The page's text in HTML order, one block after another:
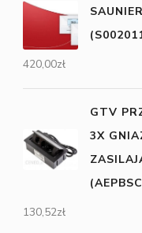
420,00zł
GTV
3X
130,52zł